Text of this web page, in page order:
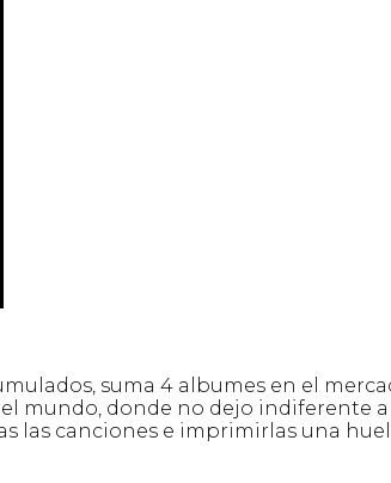
suma 4 albumes en el
mundo, donde no dejo indiferente a
las canciones e imprimirlas una